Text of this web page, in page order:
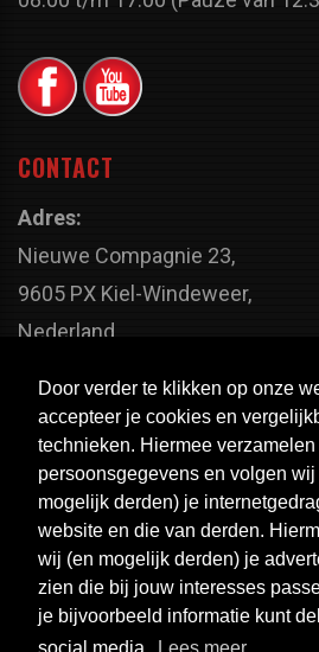
Door verder te klikken op onze
accepteer je cookies en
technieken. Hiermee verzamelen
persoonsgegevens en volgen wij
mogelijk derden) je
website en die van derden.
wij (en mogelijk derden) je
zien die bij jouw interesses
je bijvoorbeeld informatie kunt
CONTACT
Adres:
Nieuwe Compagnie 23,
9605 PX Kiel-Windeweer,
Nederland
+31 598 - 320 402
Telefoonnummer:
+31 598 - 350 330
Email:
info@usa-engines.com